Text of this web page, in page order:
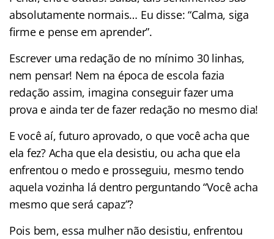
absolutamente normais… Eu disse: “Calma, siga
firme e pense em aprender”.
Escrever uma redação de no mínimo 30 linhas,
nem pensar! Nem na época de escola fazia
redação assim, imagina conseguir fazer uma
prova e ainda ter de fazer redação no mesmo dia!
E você aí, futuro aprovado, o que você acha que
ela fez? Acha que ela desistiu, ou acha que ela
enfrentou o medo e prosseguiu, mesmo tendo
aquela vozinha lá dentro perguntando “Você acha
mesmo que será capaz”?
Pois bem, essa mulher não desistiu, enfrentou